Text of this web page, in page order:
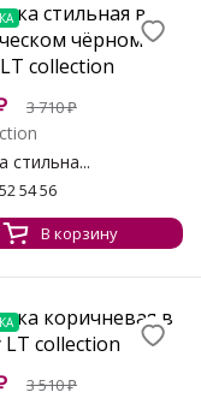
3 710₽
стильна...
54 56
В корзину
3 510₽